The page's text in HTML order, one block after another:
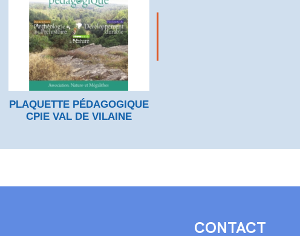
PLAQUETTE PÉDAGOGIQUE
CPIE VAL DE VILAINE
CONTACT